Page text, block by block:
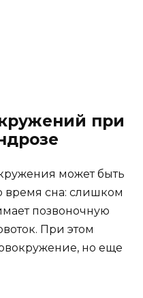
при
может быть
время сна: слишком
позвоночную
При этом
но еще